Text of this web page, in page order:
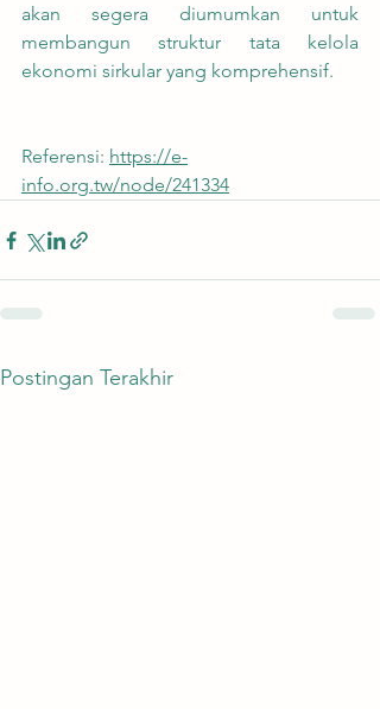
akan segera diumumkan untuk
membangun struktur tata kelola
ekonomi sirkular yang komprehensif.
Referensi: https://e-
info.org.tw/node/241334
Postingan Terakhir